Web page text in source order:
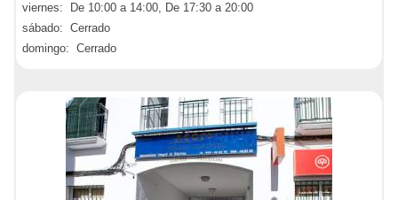
viernes: De 10:00 a 14:00, De 17:30 a 20:00
sábado: Cerrado
domingo: Cerrado